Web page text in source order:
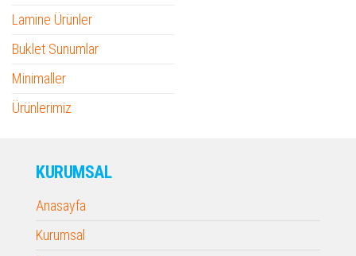
Lamine Ürünler
Buklet Sunumlar
Minimaller
Ürünlerimiz
KURUMSAL
Anasayfa
Kurumsal